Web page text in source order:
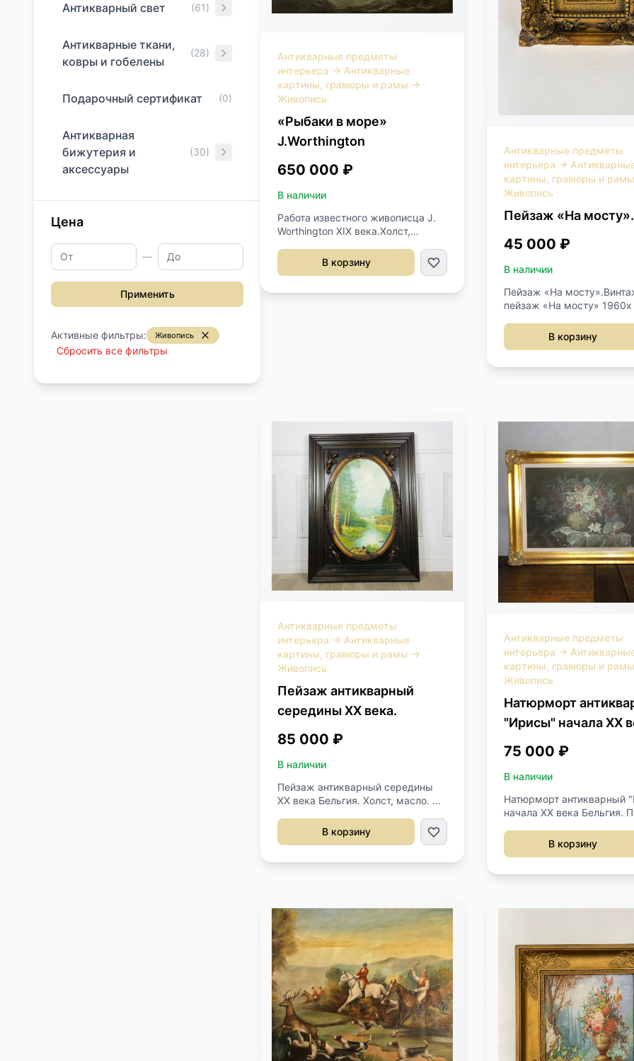
Антикварный свет (61)
Антикварные ткани,
ковры и гобелены
(28)
Подарочный сертификат (0)
Антикварная
бижутерия и
аксессуары
(30)
Цена
—
Применить
Активные фильтры: Живопись
Сбросить все фильтры
Антикварные предметы
интерьера → Антикварные
картины, гравюры и рамы →
Живопись
«Рыбаки в море»
J.Worthington
650 000 ₽
В наличии
Работа известного живописца J.
Worthington XIX века.Холст,
реставрация картины.Подпись
левый нижний угол.Размер
В корзину
Антикварные предметы
интерьера →
картины, гравюры и рамы
Живопись
Пейзаж «На мосту».
45 000 ₽
В наличии
Пейзаж «На
пейзаж «На мосту» 1960х
подписи.Оригинальная
рама.Размер 24х22 см.
В корзину
Антикварные предметы
интерьера → Антикварные
картины, гравюры и рамы →
Живопись
Пейзаж антикварный
середины XX века.
85 000 ₽
В наличии
Пейзаж антикварный середины
XX века Бельгия. Холст, масло. С
ручной работы резная
деревянная рама с
В корзину
Антикварные предметы
интерьера →
картины, гравюры и рамы
Живопись
Натюрморт
"Ирисы" начала XX
75 000 ₽
В наличии
Натюрморт антикварный
начала XX века Бельгия.
масло, оригинальный багет.
Размер 71х51h см.
В корзину